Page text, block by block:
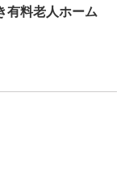
有料老人ホーム